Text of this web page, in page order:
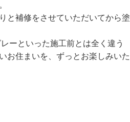
と補修をさせていただいてから塗
ーといった施工前とは全く違う
お住まいを、ずっとお楽しみいた